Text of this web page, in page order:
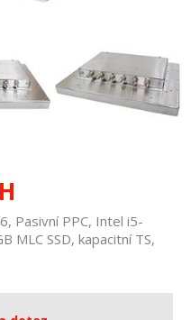
Pasivní PPC, Intel i5-
MLC SSD, kapacitní TS,